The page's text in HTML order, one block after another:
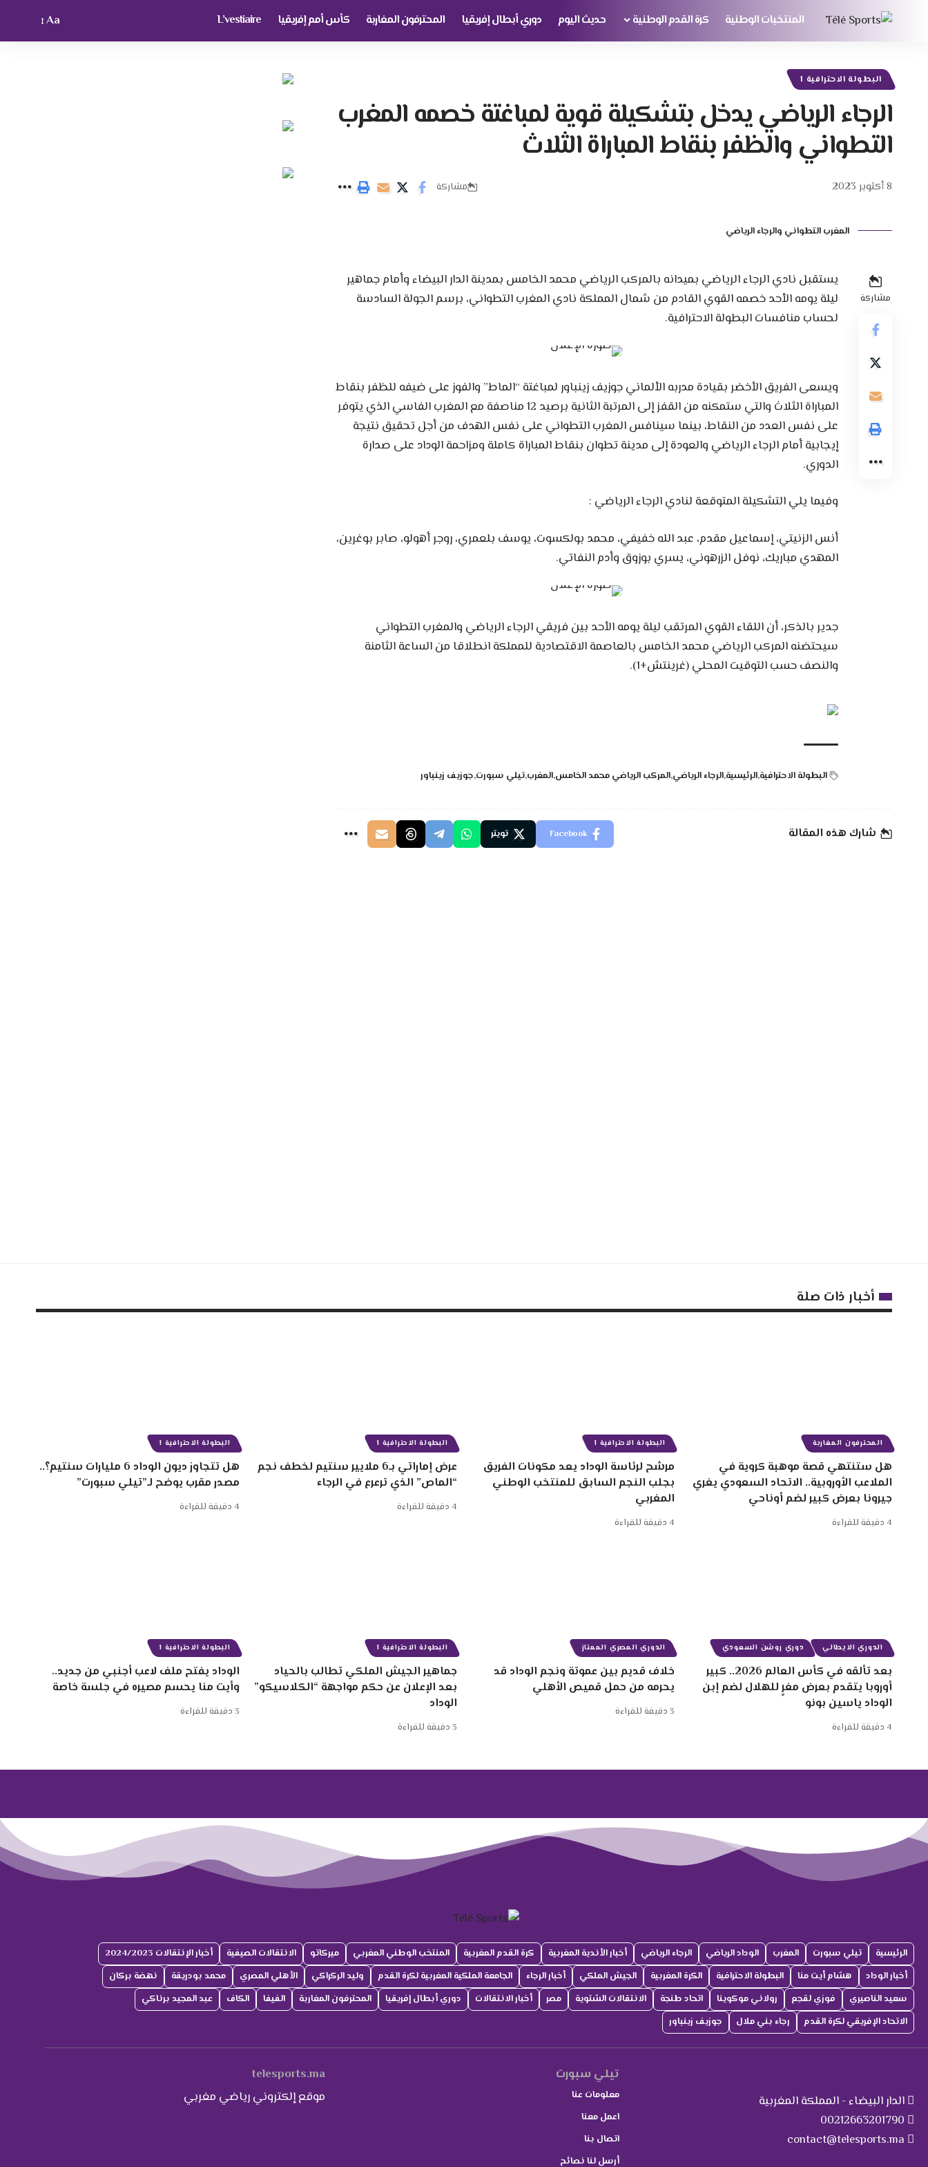
المنتخبات الوطنية كرة القدم الوطنية حديث اليوم دوري أبطال إفريقيا المحترفون المغاربة كأس أمم إفريقيا L’vestiaire
Aa
البطولة الاحترافية 1
الرجاء الرياضي يدخل بتشكيلة قوية لمباغتة خصمه المغرب
التطواني والظفر بنقاط المباراة الثلاث
8 أكتوبر 2023 مشاركة
المغرب التطواني والرجاء الرياضي
مشاركة
يستقبل نادي الرجاء الرياضي بميدانه بالمركب الرياضي محمد الخامس بمدينة الدار البيضاء وأمام جماهير
ليلة يومه الأحد خصمه القوي القادم من شمال المملكة نادي المغرب التطواني، برسم الجولة السادسة
لحساب منافسات البطولة الاحترافية.
ويسعى الفريق الأخضر بقيادة مدربه الألماني جوزيف زينباور لمباغتة “الماط” والفوز على ضيفه للظفر بنقاط
المباراة الثلاث والتي ستمكنه من القفز إلى المرتبة الثانية برصيد 12 مناصفة مع المغرب الفاسي الذي يتوفر
على نفس العدد من النقاط، بينما سينافس المغرب التطواني على نفس الهدف من أجل تحقيق نتيجة
إيجابية أمام الرجاء الرياضي والعودة إلى مدينة تطوان بنقاط المباراة كاملة ومزاحمة الوداد على صدارة
الدوري.
وفيما يلي التشكيلة المتوقعة لنادي الرجاء الرياضي :
أنس الزنيتي، إسماعيل مقدم، عبد الله خفيفي، محمد بولكسوت، يوسف بلعمري، روجر أهولو، صابر بوغرين،
المهدي مباريك، نوفل الزرهوني، يسري بوزوق وأدم النفاتي.
جدير بالذكر، أن اللقاء القوي المرتقب ليلة يومه الأحد بين فريقي الرجاء الرياضي والمغرب التطواني
سيحتضنه المركب الرياضي محمد الخامس بالعاصمة الاقتصادية للمملكة انطلاقا من الساعة الثامنة
والنصف حسب التوقيت المحلي (غرينتش+1).
البطولة الاحترافية الرئيسية الرجاء الرياضي المركب الرياضي محمد الخامس المغرب تيلي سبورت جوزيف زينباور
شارك هذه المقالة Facebook تويتر
أخبار ذات صلة
المحترفون المغاربة
هل ستنتهي قصة موهبة كروية في
الملاعب الأوروبية.. الاتحاد السعودي يغري
جيرونا بعرض كبير لضم أوناحي
4 دقيقة للقراءة
البطولة الاحترافية 1
مرشح لرئاسة الوداد يعد مكونات الفريق
بجلب النجم السابق للمنتخب الوطني
المغربي
4 دقيقة للقراءة
البطولة الاحترافية 1
عرض إماراتي بـ6 ملايير سنتيم لخطف نجم
“الماص” الذي ترعرع في الرجاء
4 دقيقة للقراءة
البطولة الاحترافية 1
هل تتجاوز ديون الوداد 6 مليارات سنتيم؟..
مصدر مقرب يوضح لـ”تيلي سبورت”
4 دقيقة للقراءة
الدوري الايطالي دوري روشن السعودي
بعد تألقه في كأس العالم 2026.. كبير
أوروبا يتقدم بعرض مغرٍ للهلال لضم إبن
الوداد ياسين بونو
4 دقيقة للقراءة
الدوري المصري الممتاز
خلاف قديم بين عموتة ونجم الوداد قد
يحرمه من حمل قميص الأهلي
3 دقيقة للقراءة
البطولة الاحترافية 1
جماهير الجيش الملكي تطالب بالحياد
بعد الإعلان عن حكم مواجهة “الكلاسيكو”
الوداد
3 دقيقة للقراءة
البطولة الاحترافية 1
الوداد يفتح ملف لاعب أجنبي من جديد..
وأيت منا يحسم مصيره في جلسة خاصة
3 دقيقة للقراءة
الرئيسية تيلي سبورت المغرب الوداد الرياضي الرجاء الرياضي أخبار الأندية المغربية كرة القدم المغربية المنتخب الوطني المغربي ميركاتو الانتقالات الصيفية
أخبار الإنتقالات 2024/2023
أخبار الوداد
هشام أيت منا البطولة الاحترافية الكرة المغربية الجيش الملكي أخبار الرجاء الجامعة الملكية المغربية لكرة القدم وليد الركراكي الأهلي المصري محمد بودريقة
نهضة بركان
سعيد الناصيري
فوزي لقجع رولاني موكوينا اتحاد طنجة الانتقالات الشتوية مصر أخبار الانتقالات دوري أبطال إفريقيا المحترفون المغاربة الفيفا الكاف
عبد المجيد برناكي
الاتحاد الإفريقي لكرة القدم
رجاء بني ملال جوزيف زينباور
الدار البيضاء - المملكة المغربية
00212663201790
contact@telesports.ma
تيلي سبورت
معلومات عنا
اعمل معنا
اتصال بنا
أرسل لنا نصائح
telesports.ma
موقع إلكتروني رياضي مغربي